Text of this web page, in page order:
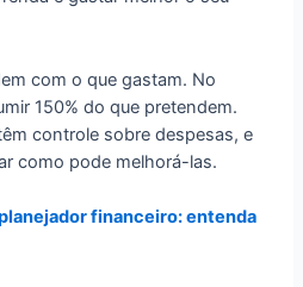
com o que gastam. No
150% do que pretendem.
controle sobre despesas, e
como pode melhorá-las.
financeiro: entenda